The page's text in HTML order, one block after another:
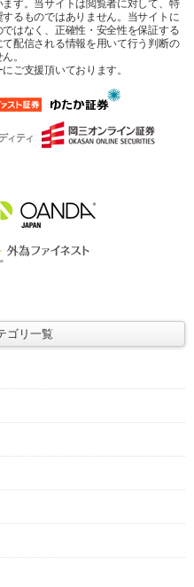
す。当サイトは閲覧者に対して、特
るものではありません。当サイトに
はなく、正確性・安全性を保証する
配信される情報を用いて行う判断の
。
ご支援頂いております。
ゴリ一覧